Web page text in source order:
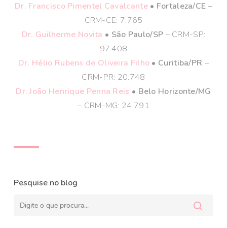
Dr. Francisco Pimentel Cavalcante• Fortaleza/CE –
CRM-CE: 7.765
Dr. Guilherme Novita • São Paulo/SP – CRM-SP:
97.408
Dr. Hélio Rubens de Oliveira Filho • Curitiba/PR –
CRM-PR: 20.748
Dr. João Henrique Penna Reis • Belo Horizonte/MG
– CRM-MG: 24.791
Pesquise no blog